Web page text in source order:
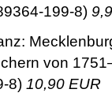
199-8)
von
8) 10,90 EUR